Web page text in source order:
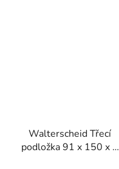
Walterscheid Třecí
podložka 91 x 150 x 3